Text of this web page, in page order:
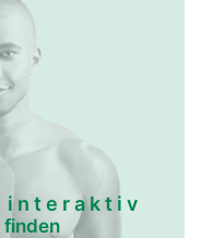
interaktiv
finden